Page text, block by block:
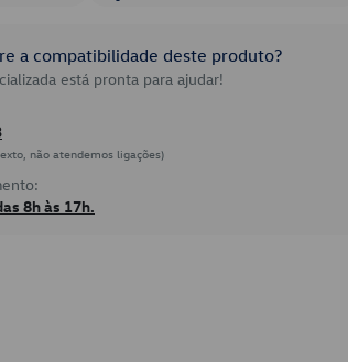
a compatibilidade deste produto?
está pronta para ajudar!
não atendemos ligações)
8h às 17h.